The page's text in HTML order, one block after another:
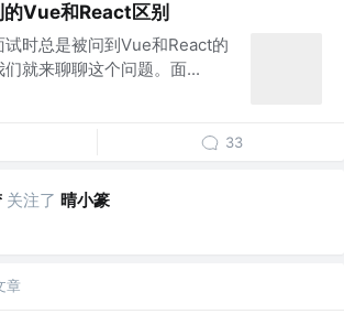
Vue和React区别
试时总是被问到Vue和React的
就来聊聊这个问题。面...
33
关注了 晴小篆
章